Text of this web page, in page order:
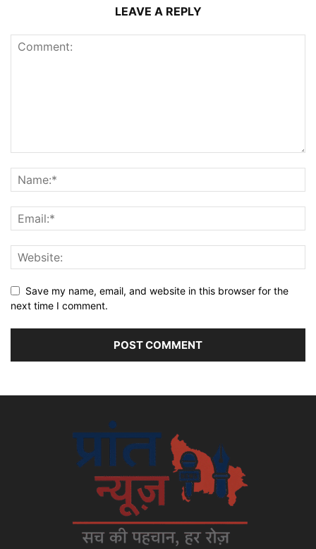
LEAVE A REPLY
Save my name, email, and website in this browser for the
next time I comment.